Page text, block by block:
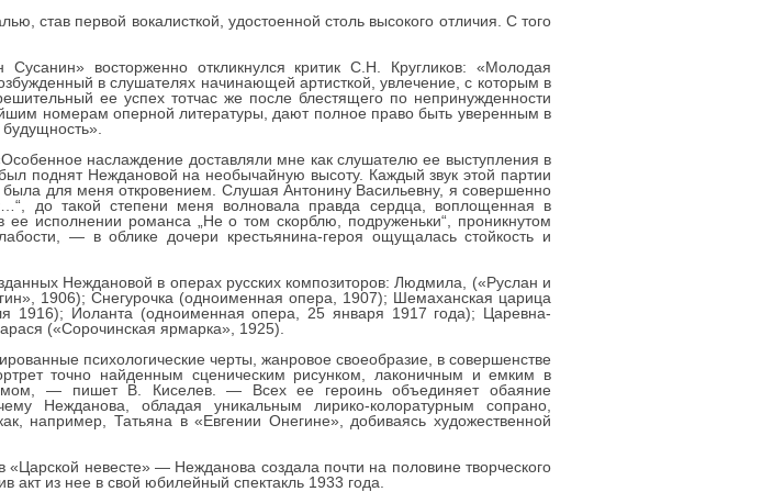
став первой вокалисткой, удостоенной столь высокого отличия. С того
восторженно откликнулся критик С.Н. Кругликов: «Молодая
в слушателях начинающей артисткой, увлечение, с которым в
ее успех тотчас же после блестящего по непринужденности
номерам оперной литературы, дают полное право быть уверенным в
наслаждение доставляли мне как слушателю ее выступления в
поднят Неждановой на необычайную высоту. Каждый звук этой партии
была для меня откровением. Слушая Антонину Васильевну, я совершенно
до такой степени меня волновала правда сердца, воплощенная в
исполнении романса „Не о том скорблю, подруженьки“, проникнутом
— в облике дочери крестьянина-героя ощущалась стойкость и
Неждановой в операх русских композиторов: Людмила, («Руслан и
1906); Снегурочка (одноименная опера, 1907); Шемаханская царица
1916); Иоланта (одноименная опера, 25 января 1917 года); Царевна-
(«Сорочинская ярмарка», 1925).
психологические черты, жанровое своеобразие, в совершенстве
точно найденным сценическим рисунком, лаконичным и емким в
— пишет В. Киселев. — Всех ее героинь объединяет обаяние
Нежданова, обладая уникальным лирико-колоратурным сопрано,
например, Татьяна в «Евгении Онегине», добиваясь художественной
невесте» — Нежданова создала почти на половине творческого
акт из нее в свой юбилейный спектакль 1933 года.